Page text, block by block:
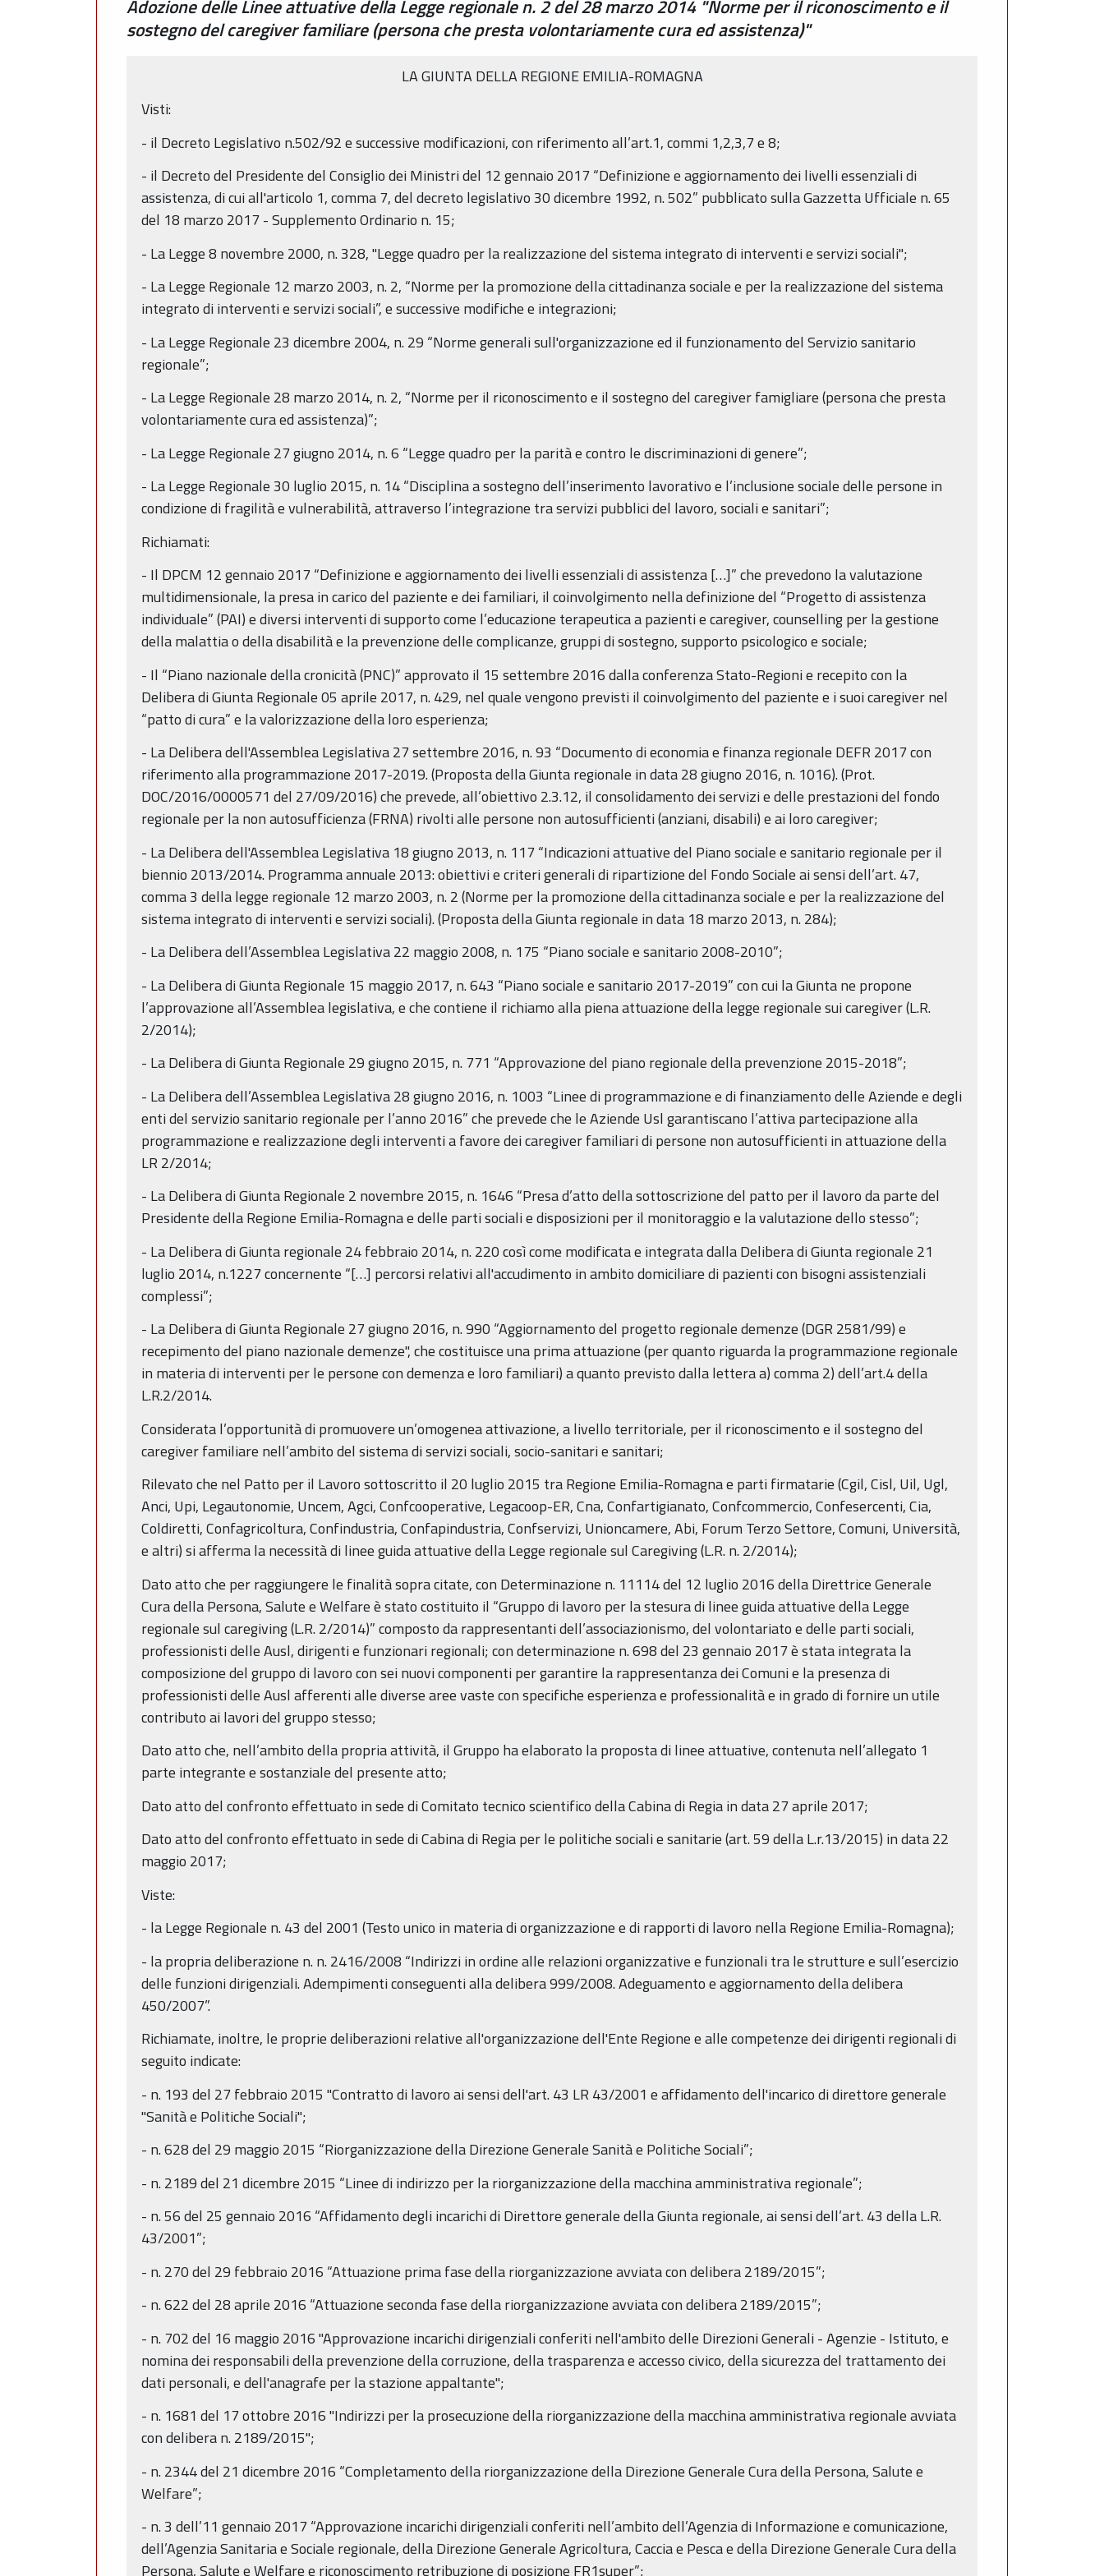
Adozione delle Linee attuative della Legge regionale n. 2 del 28 marzo 2014 "Norme per il riconoscimento e il
sostegno del caregiver familiare (persona che presta volontariamente cura ed assistenza)"
LA GIUNTA DELLA REGIONE EMILIA-ROMAGNA
Visti:
- il Decreto Legislativo n.502/92 e successive modificazioni, con riferimento all’art.1, commi 1,2,3,7 e 8;
- il Decreto del Presidente del Consiglio dei Ministri del 12 gennaio 2017 “Definizione e aggiornamento dei livelli essenziali di
assistenza, di cui all'articolo 1, comma 7, del decreto legislativo 30 dicembre 1992, n. 502” pubblicato sulla Gazzetta Ufficiale n. 65
del 18 marzo 2017 - Supplemento Ordinario n. 15;
- La Legge 8 novembre 2000, n. 328, "Legge quadro per la realizzazione del sistema integrato di interventi e servizi sociali";
- La Legge Regionale 12 marzo 2003, n. 2, “Norme per la promozione della cittadinanza sociale e per la realizzazione del sistema
integrato di interventi e servizi sociali”, e successive modifiche e integrazioni;
- La Legge Regionale 23 dicembre 2004, n. 29 “Norme generali sull'organizzazione ed il funzionamento del Servizio sanitario
regionale”;
- La Legge Regionale 28 marzo 2014, n. 2, “Norme per il riconoscimento e il sostegno del caregiver famigliare (persona che presta
volontariamente cura ed assistenza)”;
- La Legge Regionale 27 giugno 2014, n. 6 “Legge quadro per la parità e contro le discriminazioni di genere”;
- La Legge Regionale 30 luglio 2015, n. 14 “Disciplina a sostegno dell’inserimento lavorativo e l’inclusione sociale delle persone in
condizione di fragilità e vulnerabilità, attraverso l’integrazione tra servizi pubblici del lavoro, sociali e sanitari”;
Richiamati:
- Il DPCM 12 gennaio 2017 “Definizione e aggiornamento dei livelli essenziali di assistenza […]” che prevedono la valutazione
multidimensionale, la presa in carico del paziente e dei familiari, il coinvolgimento nella definizione del “Progetto di assistenza
individuale” (PAI) e diversi interventi di supporto come l’educazione terapeutica a pazienti e caregiver, counselling per la gestione
della malattia o della disabilità e la prevenzione delle complicanze, gruppi di sostegno, supporto psicologico e sociale;
- Il “Piano nazionale della cronicità (PNC)” approvato il 15 settembre 2016 dalla conferenza Stato-Regioni e recepito con la
Delibera di Giunta Regionale 05 aprile 2017, n. 429, nel quale vengono previsti il coinvolgimento del paziente e i suoi caregiver nel
“patto di cura” e la valorizzazione della loro esperienza;
- La Delibera dell'Assemblea Legislativa 27 settembre 2016, n. 93 “Documento di economia e finanza regionale DEFR 2017 con
riferimento alla programmazione 2017-2019. (Proposta della Giunta regionale in data 28 giugno 2016, n. 1016). (Prot.
DOC/2016/0000571 del 27/09/2016) che prevede, all’obiettivo 2.3.12, il consolidamento dei servizi e delle prestazioni del fondo
regionale per la non autosufficienza (FRNA) rivolti alle persone non autosufficienti (anziani, disabili) e ai loro caregiver;
- La Delibera dell'Assemblea Legislativa 18 giugno 2013, n. 117 “Indicazioni attuative del Piano sociale e sanitario regionale per il
biennio 2013/2014. Programma annuale 2013: obiettivi e criteri generali di ripartizione del Fondo Sociale ai sensi dell’art. 47,
comma 3 della legge regionale 12 marzo 2003, n. 2 (Norme per la promozione della cittadinanza sociale e per la realizzazione del
sistema integrato di interventi e servizi sociali). (Proposta della Giunta regionale in data 18 marzo 2013, n. 284);
- La Delibera dell’Assemblea Legislativa 22 maggio 2008, n. 175 “Piano sociale e sanitario 2008-2010”;
- La Delibera di Giunta Regionale 15 maggio 2017, n. 643 “Piano sociale e sanitario 2017-2019” con cui la Giunta ne propone
l’approvazione all’Assemblea legislativa, e che contiene il richiamo alla piena attuazione della legge regionale sui caregiver (L.R.
2/2014);
- La Delibera di Giunta Regionale 29 giugno 2015, n. 771 “Approvazione del piano regionale della prevenzione 2015-2018”;
- La Delibera dell’Assemblea Legislativa 28 giugno 2016, n. 1003 “Linee di programmazione e di finanziamento delle Aziende e degli
enti del servizio sanitario regionale per l’anno 2016” che prevede che le Aziende Usl garantiscano l’attiva partecipazione alla
programmazione e realizzazione degli interventi a favore dei caregiver familiari di persone non autosufficienti in attuazione della
LR 2/2014;
- La Delibera di Giunta Regionale 2 novembre 2015, n. 1646 “Presa d’atto della sottoscrizione del patto per il lavoro da parte del
Presidente della Regione Emilia-Romagna e delle parti sociali e disposizioni per il monitoraggio e la valutazione dello stesso”;
- La Delibera di Giunta regionale 24 febbraio 2014, n. 220 così come modificata e integrata dalla Delibera di Giunta regionale 21
luglio 2014, n.1227 concernente “[…] percorsi relativi all'accudimento in ambito domiciliare di pazienti con bisogni assistenziali
complessi”;
- La Delibera di Giunta Regionale 27 giugno 2016, n. 990 “Aggiornamento del progetto regionale demenze (DGR 2581/99) e
recepimento del piano nazionale demenze", che costituisce una prima attuazione (per quanto riguarda la programmazione regionale
in materia di interventi per le persone con demenza e loro familiari) a quanto previsto dalla lettera a) comma 2) dell’art.4 della
L.R.2/2014.
Considerata l’opportunità di promuovere un’omogenea attivazione, a livello territoriale, per il riconoscimento e il sostegno del
caregiver familiare nell’ambito del sistema di servizi sociali, socio-sanitari e sanitari;
Rilevato che nel Patto per il Lavoro sottoscritto il 20 luglio 2015 tra Regione Emilia-Romagna e parti firmatarie (Cgil, Cisl, Uil, Ugl,
Anci, Upi, Legautonomie, Uncem, Agci, Confcooperative, Legacoop-ER, Cna, Confartigianato, Confcommercio, Confesercenti, Cia,
Coldiretti, Confagricoltura, Confindustria, Confapindustria, Confservizi, Unioncamere, Abi, Forum Terzo Settore, Comuni, Università,
e altri) si afferma la necessità di linee guida attuative della Legge regionale sul Caregiving (L.R. n. 2/2014);
Dato atto che per raggiungere le finalità sopra citate, con Determinazione n. 11114 del 12 luglio 2016 della Direttrice Generale
Cura della Persona, Salute e Welfare è stato costituito il “Gruppo di lavoro per la stesura di linee guida attuative della Legge
regionale sul caregiving (L.R. 2/2014)” composto da rappresentanti dell’associazionismo, del volontariato e delle parti sociali,
professionisti delle Ausl, dirigenti e funzionari regionali; con determinazione n. 698 del 23 gennaio 2017 è stata integrata la
composizione del gruppo di lavoro con sei nuovi componenti per garantire la rappresentanza dei Comuni e la presenza di
professionisti delle Ausl afferenti alle diverse aree vaste con specifiche esperienza e professionalità e in grado di fornire un utile
contributo ai lavori del gruppo stesso;
Dato atto che, nell’ambito della propria attività, il Gruppo ha elaborato la proposta di linee attuative, contenuta nell’allegato 1
parte integrante e sostanziale del presente atto;
Dato atto del confronto effettuato in sede di Comitato tecnico scientifico della Cabina di Regia in data 27 aprile 2017;
Dato atto del confronto effettuato in sede di Cabina di Regia per le politiche sociali e sanitarie (art. 59 della L.r.13/2015) in data 22
maggio 2017;
Viste:
- la Legge Regionale n. 43 del 2001 (Testo unico in materia di organizzazione e di rapporti di lavoro nella Regione Emilia-Romagna);
- la propria deliberazione n. n. 2416/2008 “Indirizzi in ordine alle relazioni organizzative e funzionali tra le strutture e sull’esercizio
delle funzioni dirigenziali. Adempimenti conseguenti alla delibera 999/2008. Adeguamento e aggiornamento della delibera
450/2007”.
Richiamate, inoltre, le proprie deliberazioni relative all'organizzazione dell'Ente Regione e alle competenze dei dirigenti regionali di
seguito indicate:
- n. 193 del 27 febbraio 2015 "Contratto di lavoro ai sensi dell'art. 43 LR 43/2001 e affidamento dell'incarico di direttore generale
"Sanità e Politiche Sociali";
- n. 628 del 29 maggio 2015 “Riorganizzazione della Direzione Generale Sanità e Politiche Sociali”;
- n. 2189 del 21 dicembre 2015 “Linee di indirizzo per la riorganizzazione della macchina amministrativa regionale”;
- n. 56 del 25 gennaio 2016 “Affidamento degli incarichi di Direttore generale della Giunta regionale, ai sensi dell’art. 43 della L.R.
43/2001”;
- n. 270 del 29 febbraio 2016 “Attuazione prima fase della riorganizzazione avviata con delibera 2189/2015”;
- n. 622 del 28 aprile 2016 “Attuazione seconda fase della riorganizzazione avviata con delibera 2189/2015”;
- n. 702 del 16 maggio 2016 "Approvazione incarichi dirigenziali conferiti nell'ambito delle Direzioni Generali - Agenzie - Istituto, e
nomina dei responsabili della prevenzione della corruzione, della trasparenza e accesso civico, della sicurezza del trattamento dei
dati personali, e dell'anagrafe per la stazione appaltante";
- n. 1681 del 17 ottobre 2016 "Indirizzi per la prosecuzione della riorganizzazione della macchina amministrativa regionale avviata
con delibera n. 2189/2015";
- n. 2344 del 21 dicembre 2016 “Completamento della riorganizzazione della Direzione Generale Cura della Persona, Salute e
Welfare”;
- n. 3 dell’11 gennaio 2017 “Approvazione incarichi dirigenziali conferiti nell’ambito dell’Agenzia di Informazione e comunicazione,
dell’Agenzia Sanitaria e Sociale regionale, della Direzione Generale Agricoltura, Caccia e Pesca e della Direzione Generale Cura della
Persona, Salute e Welfare e riconoscimento retribuzione di posizione FR1super”;